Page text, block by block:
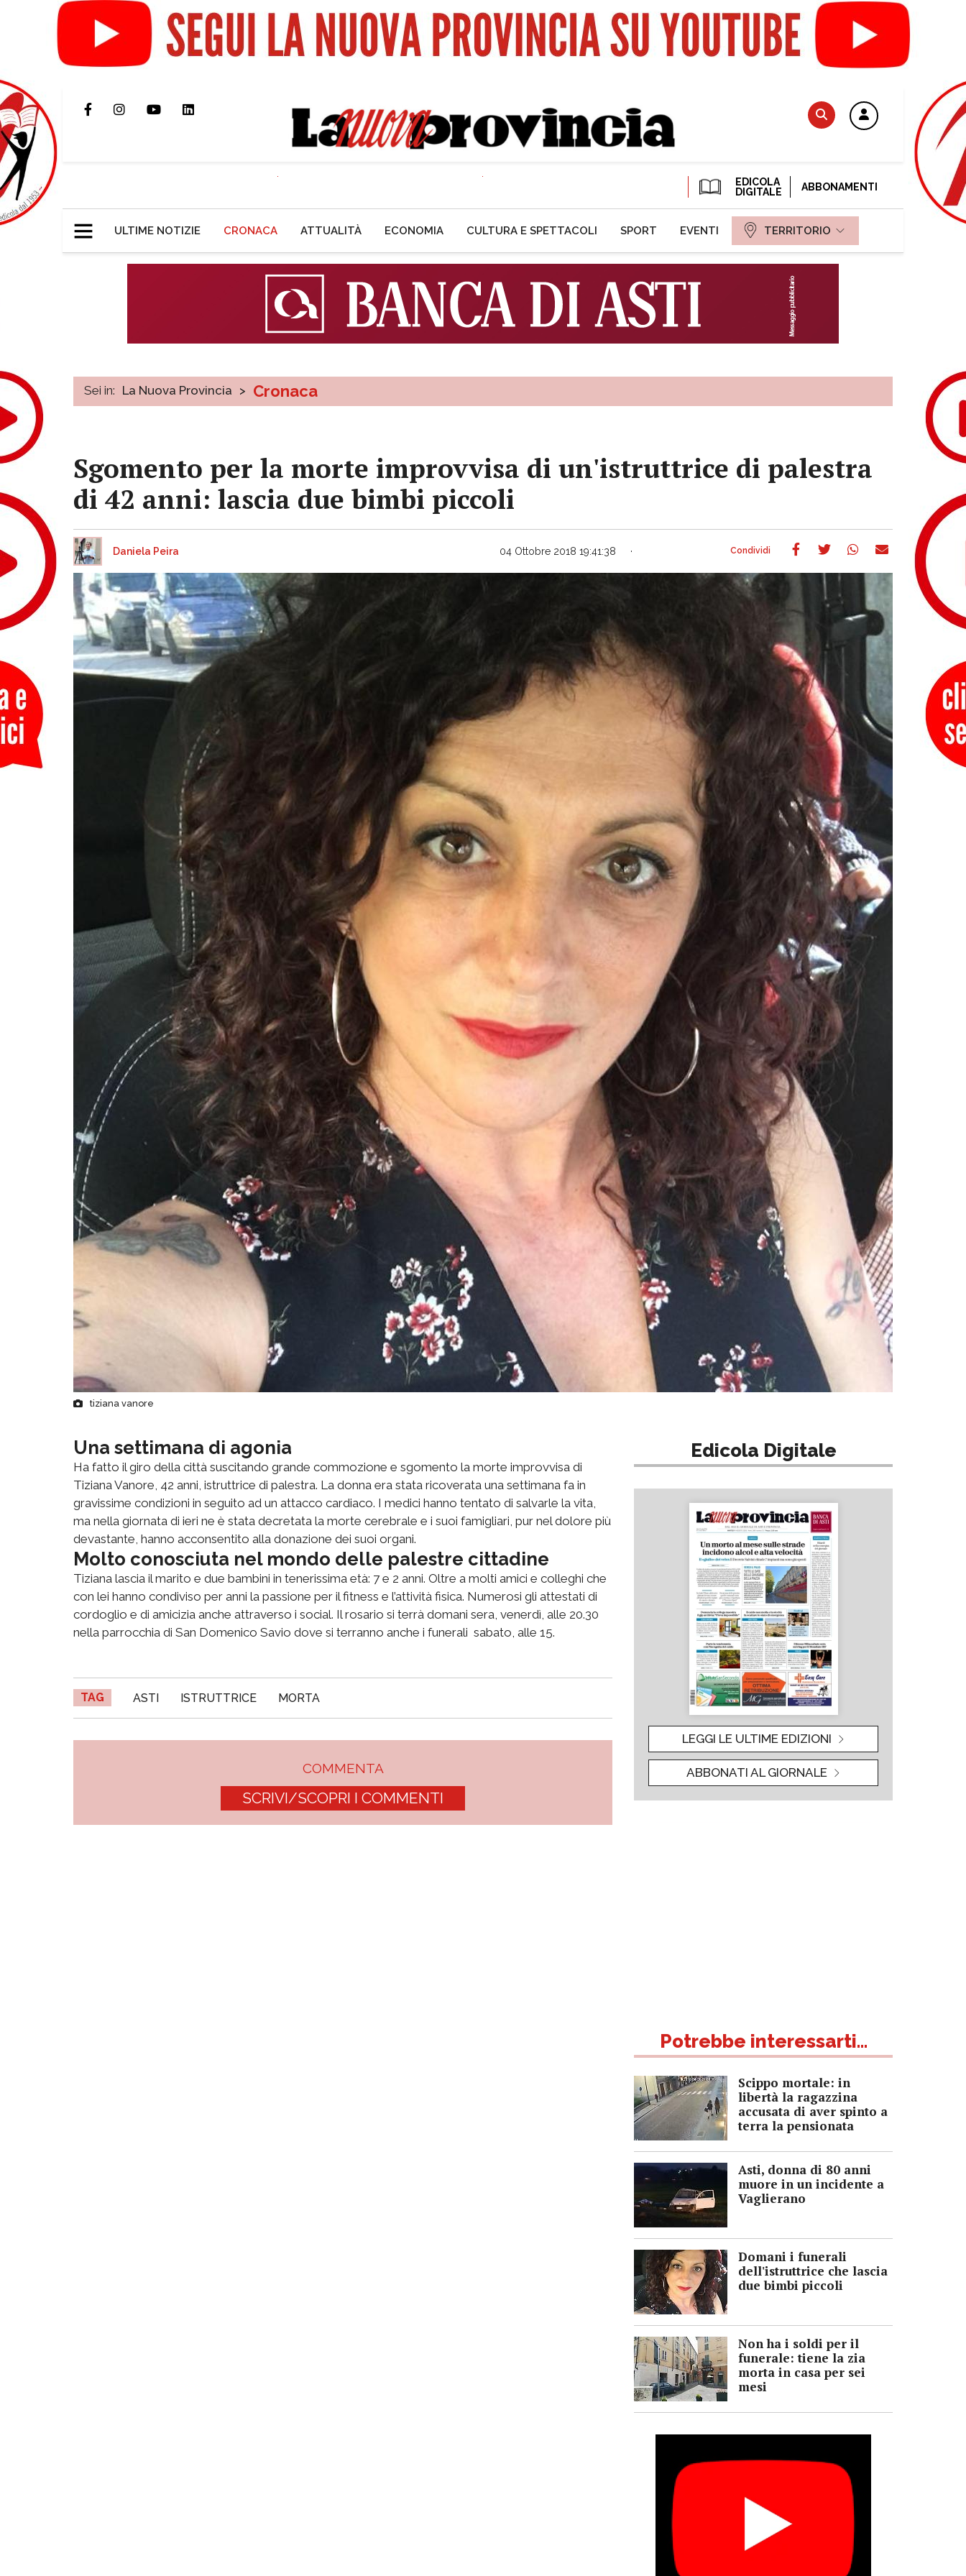
EDICOLA
DIGITALE
ABBONAMENTI
ULTIME NOTIZIE CRONACA ATTUALITÀ ECONOMIA CULTURA E SPETTACOLI SPORT EVENTI TERRITORIO
Sei in: La Nuova Provincia > Cronaca
Sgomento per la morte improvvisa di un'istruttrice di palestra
di 42 anni: lascia due bimbi piccoli
Daniela Peira 04 Ottobre 2018 19:41:38
tiziana vanore
Una settimana di agonia
Ha fatto il giro della città suscitando grande commozione e sgomento la morte improvvisa di
Tiziana Vanore, 42 anni, istruttrice di palestra. La donna era stata ricoverata una settimana fa in
gravissime condizioni in seguito ad un attacco cardiaco. I medici hanno tentato di salvarle la vita,
ma nella giornata di ieri ne è stata decretata la morte cerebrale e i suoi famigliari, pur nel dolore più
devastante, hanno acconsentito alla donazione dei suoi organi.
Molto conosciuta nel mondo delle palestre cittadine
Tiziana lascia il marito e due bambini in tenerissima età: 7 e 2 anni. Oltre a molti amici e colleghi che
con lei hanno condiviso per anni la passione per il fitness e l’attività fisica. Numerosi gli attestati di
cordoglio e di amicizia anche attraverso i social. Il rosario si terrà domani sera, venerdì, alle 20.30
nella parrocchia di San Domenico Savio dove si terranno anche i funerali sabato, alle 15.
TAG ASTI ISTRUTTRICE MORTA
COMMENTA
SCRIVI/SCOPRI I COMMENTI
Edicola Digitale
LEGGI LE ULTIME EDIZIONI
ABBONATI AL GIORNALE
Potrebbe interessarti...
Scippo mortale: in
libertà la ragazzina
accusata di aver spinto a
terra la pensionata
Asti, donna di 80 anni
muore in un incidente a
Vaglierano
Domani i funerali
dell'istruttrice che lascia
due bimbi piccoli
Non ha i soldi per il
funerale: tiene la zia
morta in casa per sei
mesi